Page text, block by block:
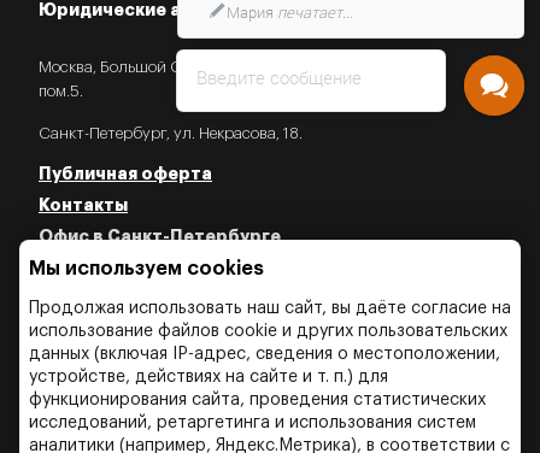
Юридические адреса в РФ
Москва, Большой Староданиловский пер., 2с7,
пом.5.
Санкт-Петербург, ул. Некрасова, 18.
Публичная оферта
Контакты
Офис в Санкт-Петербурге
Политика конфиденциальности
Политика об использовании Cookies
Политика об обработки персональных данных
Мы используем cookies
Продолжая использовать наш сайт, вы даёте согласие на
использование файлов cookie и других пользовательских
данных (включая IP-адрес, сведения о местоположении,
устройстве, действиях на сайте и т. п.) для
функционирования сайта, проведения статистических
исследований, ретаргетинга и использования систем
аналитики (например, Яндекс.Метрика), в соответствии с
Введите сообщение
Мария печатает...